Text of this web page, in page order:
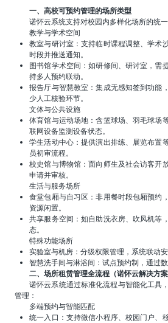
一、高校可预约管理的场所类型
诺怀云系统支持对校园内多样化场所的统
​​教学与学术空间​​
教室与研讨室​​：支持临时课程调整、学术
时段并推送通知。
图书馆学术空间​​：如研修间、研讨室，需
持多人预约联动。
报告厅与智慧教室​​：集成无感知签到功能
少人工核验环节。
​​文体与公共设施​​
体育馆与运动场地​​：含篮球场、羽毛球场
联网设备监测设备状态。
学生活动中心​​：提供演出排练、展览布置
员初审流程。
校史馆与博物馆​​：面向师生及社会访客开
申请并审核。
​​生活与服务场所​​
食堂包厢与自习区​​：非用餐时段包厢预约
资源闲置。
共享服务空间​​：如自助洗衣房、吹风机等
态。
​​特殊功能场所​​
实验室与机房​​：分级权限管理，系统联动
智慧洗手间与淋浴间​​：试点预约制，通过
二、场所租赁管理全流程（诺怀云解决方案
诺怀云系统通过标准化流程与智能化工具
管理：
​​多端预约与智能匹配​​
统一入口​​：支持微信小程序、校园门户、